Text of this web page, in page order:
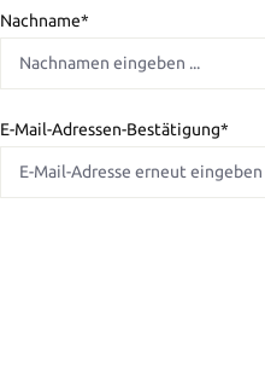
Nachname*
E-Mail-Adressen-Bestätigung*